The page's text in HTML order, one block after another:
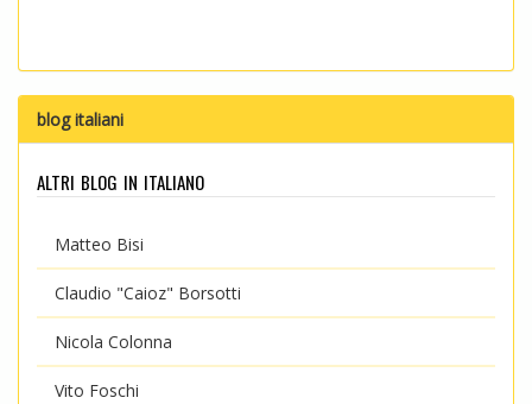
blog italiani
altri blog in italiano
Matteo Bisi
Claudio "Caioz" Borsotti
Nicola Colonna
Vito Foschi